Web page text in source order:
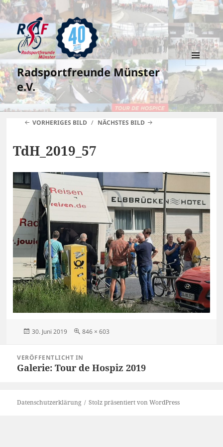
Radsportfreunde Münster
e.V.
MENÜ
UND
WIDGETS
VORHERIGES BILD NÄCHSTES BILD
TdH_2019_57
Veröffentlicht
30. Juni 2019 Originalgröße
846 × 603
VERÖFFENTLICHT IN
Galerie: Tour de Hospiz 2019
Datenschutzerklärung Stolz präsentiert von WordPress